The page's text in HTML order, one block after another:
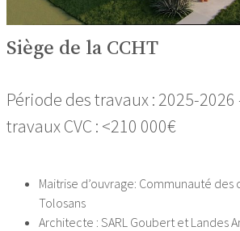
Siège de la CCHT
Période des travaux : 2025-
travaux CVC : <210 000€
Maitrise d’ouvrage: Communauté des
Tolosans
Architecte : SARL Goubert et Landes